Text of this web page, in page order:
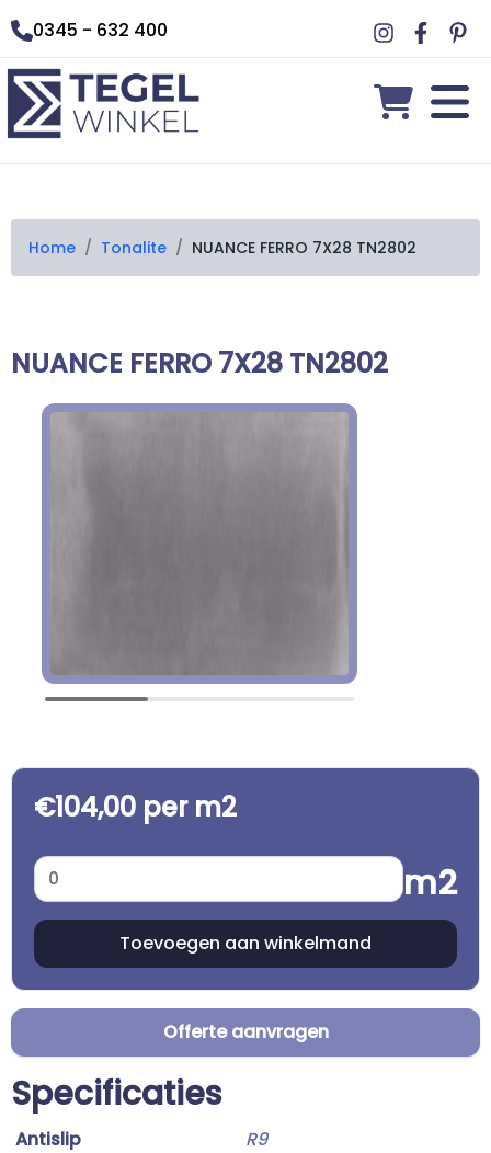
0345 - 632 400
Home / Tonalite / NUANCE FERRO 7X28 TN2802
NUANCE FERRO 7X28 TN2802
€104,00 per m2
m2
Offerte aanvragen
Specificaties
Antislip
R9